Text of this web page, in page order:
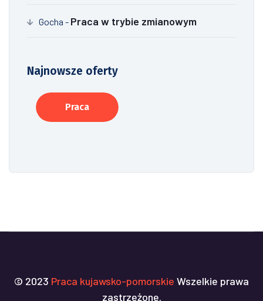
Gocha - Praca w trybie zmianowym
Najnowsze oferty
Praca
© 2023 Praca kujawsko-pomorskie Wszelkie prawa
zastrzeżone.